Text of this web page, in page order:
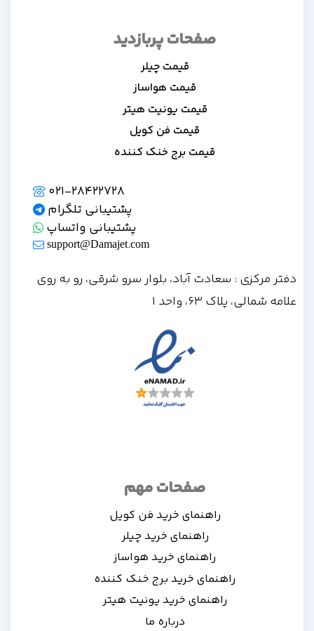
صفحات پربازدید
قیمت چیلر
قیمت هواساز
قیمت یونیت هیتر
قیمت فن کویل
قیمت برج خنک کننده
صفحات مهم
راهنمای خرید فن کویل
راهنمای خرید چیلر
راهنمای خرید هواساز
راهنمای خرید برج خنک کننده
راهنمای خرید یونیت هیتر
درباره ما
021-28422728
پشتیبانی تلگرام
پشتیبانی واتساپ
support@Damajet.com
دفتر مرکزی : سعادت آباد، بلوار سرو شرقی، رو به روی
علامه شمالی، پلاک 63، واحد 1